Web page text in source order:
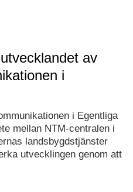
av
i
i Egentliga
mellan NTM-centralen i
landsbygdstjänster
utvecklingen genom att